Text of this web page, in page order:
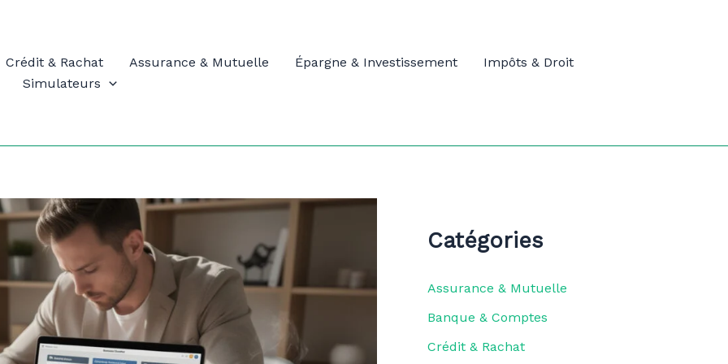
Crédit & Rachat Assurance & Mutuelle Épargne & Investissement
Impôts & Droit
Simulateurs
Catégories
Assurance & Mutuelle
Banque & Comptes
Crédit & Rachat